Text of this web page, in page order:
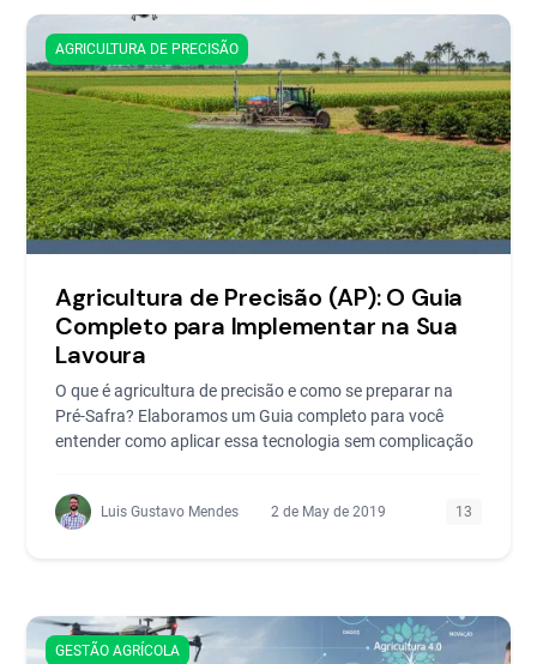
AGRICULTURA DE PRECISÃO
Agricultura de Precisão (AP): O Guia
Completo para Implementar na Sua
Lavoura
O que é agricultura de precisão e como se preparar na
Pré-Safra? Elaboramos um Guia completo para você
entender como aplicar essa tecnologia sem complicação
Luis Gustavo Mendes 2 de May de 2019 13
GESTÃO AGRÍCOLA